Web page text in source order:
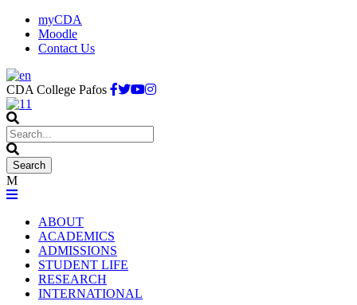
myCDA
Moodle
Contact Us
CDA College Pafos
ABOUT
ACADEMICS
ADMISSIONS
STUDENT LIFE
RESEARCH
INTERNATIONAL